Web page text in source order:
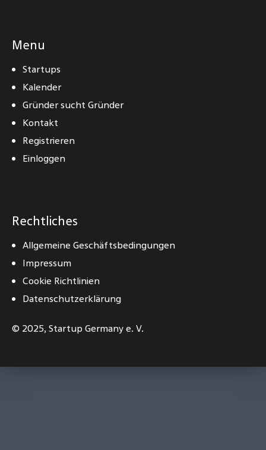
Menu
Startups
Kalender
Gründer sucht Gründer
Kontakt
Registrieren
Einloggen
Rechtliches
Allgemeine Geschäftsbedingungen
Impressum
Cookie Richtlinien
Datenschutzerklärung
© 2025,Startup Germany e. V.